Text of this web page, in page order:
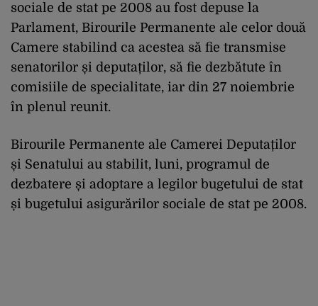
sociale de stat pe 2008 au fost depuse la
Parlament, Birourile Permanente ale celor două
Camere stabilind ca acestea să fie transmise
senatorilor și deputaților, să fie dezbătute în
comisiile de specialitate, iar din 27 noiembrie
în plenul reunit.
Birourile Permanente ale Camerei Deputaților
și Senatului au stabilit, luni, programul de
dezbatere și adoptare a legilor bugetului de stat
și bugetului asigurărilor sociale de stat pe 2008.